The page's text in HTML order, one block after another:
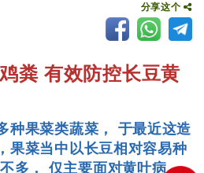
分享这个
粪 有效防控长豆黄
种果菜类蔬菜， 于最近这造
果菜当中以长豆相对容易种
多， 仅主要面对黄叶病，